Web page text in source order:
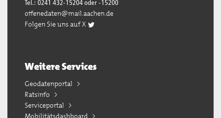
Tel.: 0241 432-15204 oder -15200
offenedaten@mail.aachen.de
Folgen Sie uns auf X
Weitere Services
Geodatenportal
Ratsinfo
Serviceportal
Mobilitätsdashboard